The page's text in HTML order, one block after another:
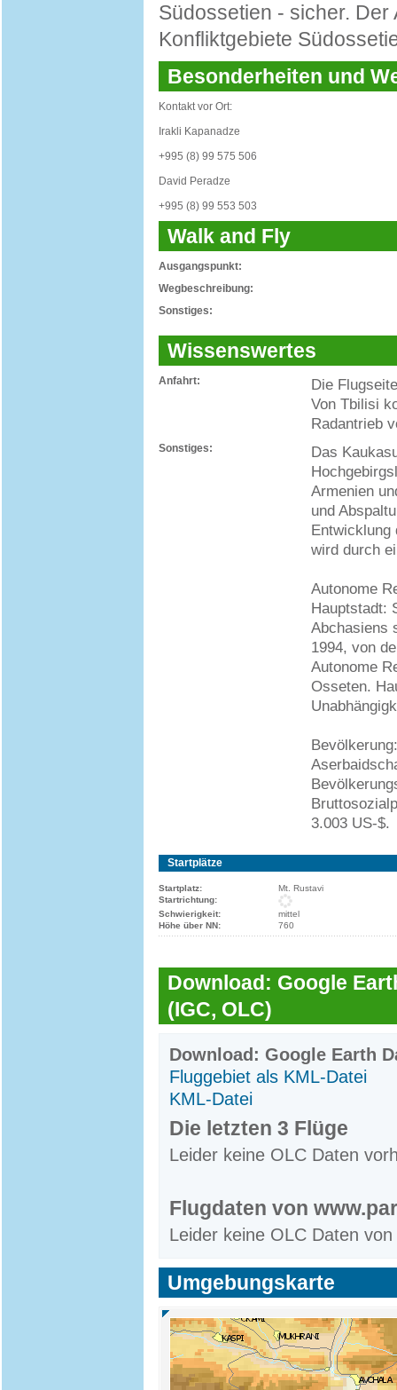
Südossetien - sicher.
Konfliktgebiete
Besonderheiten und
Kontakt vor Ort:
Irakli Kapanadze
+995 (8) 99 575 506
David Peradze
+995 (8) 99 553 503
Walk and Fly
Ausgangspunkt:
Wegbeschreibung:
Sonstiges:
Wissenswertes
Anfahrt:
Die
Von Tbilisi
Radantrieb
Sonstiges:
Das
Armenien
und
Entwicklung
wird durch
Autonome
Hauptstadt:
Abchasiens
1994, von
Autonome
Osseten.
3.003 US-$.
Startplätze
Startplatz:
Mt. Rustavi
Startrichtung:
Schwierigkeit:
mittel
Höhe über NN:
760
Download: Google
(IGC, OLC)
Download: Google Earth
Fluggebiet als KML-Datei
KML-Datei
Die letzten 3 Flüge
Leider keine OLC Daten
Flugdaten von
Leider keine OLC Daten
Umgebungskarte